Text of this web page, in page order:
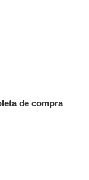
de compra